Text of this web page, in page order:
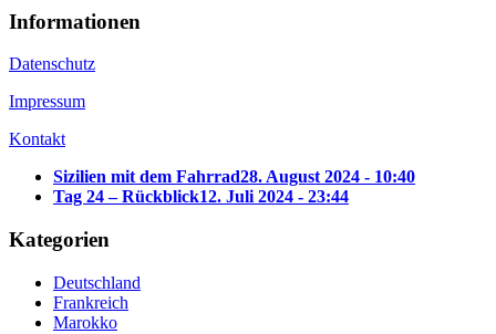
Informationen
Datenschutz
Impressum
Kontakt
Sizilien mit dem Fahrrad28. August 2024 - 10:40
Tag 24 – Rückblick12. Juli 2024 - 23:44
Kategorien
Deutschland
Frankreich
Marokko